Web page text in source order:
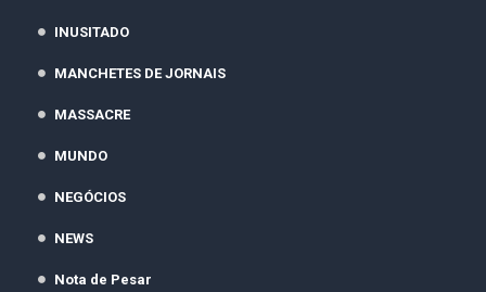
INUSITADO
MANCHETES DE JORNAIS
MASSACRE
MUNDO
NEGÓCIOS
NEWS
Nota de Pesar